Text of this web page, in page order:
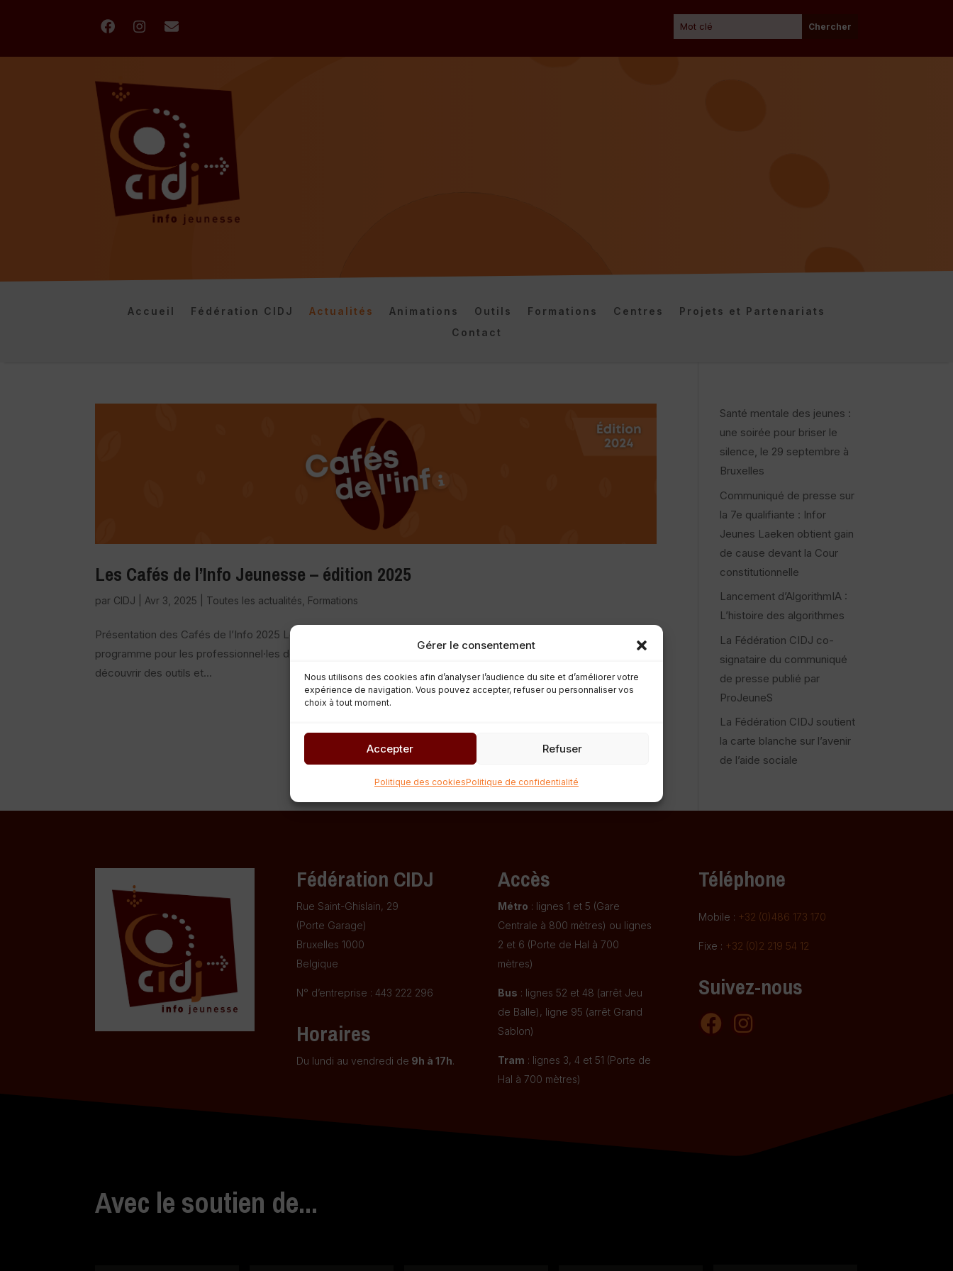
Gérer le consentement
Nous utilisons des cookies afin d’analyser l’audience du site et d’améliorer votre
expérience de navigation. Vous pouvez accepter, refuser ou personnaliser vos
choix à tout moment.
Accepter Refuser
Politique des cookiesPolitique de confidentialité
Accueil Fédération CIDJ Actualités Animations Outils Formations Centres
Projets et Partenariats
Contact
Les Cafés de l’Info Jeunesse – édition 2025
par CIDJ Avr 3, 2025 Toutes les actualités Formations
Présentation des Cafés de l’Info 2025 Les Cafés de l’Info Jeunesse sont de retour en 2025 avec un nouveau
programme pour les professionnel·les de l’information jeunesse. Ces formations sont l’occasion d’échanger, de
découvrir des outils et...
Santé mentale des jeunes :
une soirée pour briser le
silence, le 29 septembre à
Bruxelles
Communiqué de presse sur
la 7e qualifiante : Infor
Jeunes Laeken obtient gain
de cause devant la Cour
constitutionnelle
Lancement d’AlgorithmIA :
L’histoire des algorithmes
La Fédération CIDJ co-
signataire du communiqué
de presse publié par
ProJeuneS
La Fédération CIDJ soutient
la carte blanche sur l’avenir
de l’aide sociale
Fédération CIDJ
Rue Saint-Ghislain, 29
(Porte Garage)
Bruxelles 1000
Belgique
N° d’entreprise : 443 222 296
Horaires
Du lundi au vendredi de 9h à 17h.
Accès
Métro : lignes 1 et 5 (Gare
Centrale à 800 mètres) ou lignes
2 et 6 (Porte de Hal à 700
mètres)
Bus : lignes 52 et 48 (arrêt Jeu
de Balle), ligne 95 (arrêt Grand
Sablon)
Tram : lignes 3, 4 et 51 (Porte de
Hal à 700 mètres)
Téléphone
Mobile : +32 (0)486 173 170
Fixe : +32 (0)2 219 54 12
Suivez-nous
Avec le soutien de...